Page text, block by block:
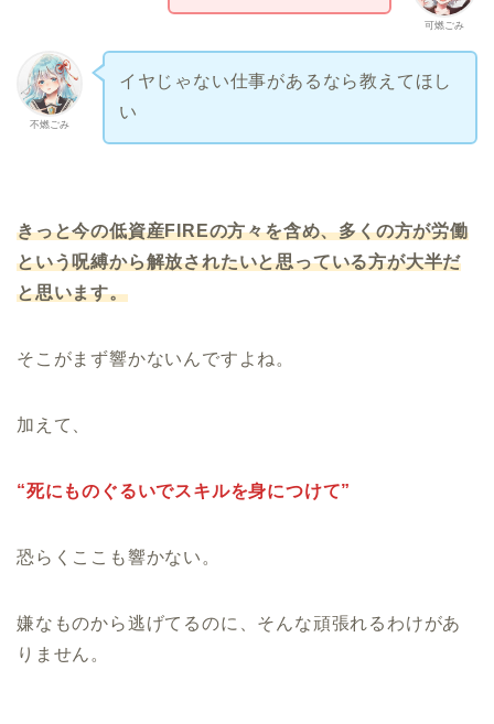
可燃ごみ
不燃ごみ
イヤじゃない仕事があるなら教えてほし
い
きっと今の低資産FIREの方々を含め、多くの方が労働
という呪縛から解放されたいと思っている方が大半だ
と思います。
そこがまず響かないんですよね。
加えて、
“死にものぐるいでスキルを身につけて”
恐らくここも響かない。
嫌なものから逃げてるのに、そんな頑張れるわけがあ
りません。